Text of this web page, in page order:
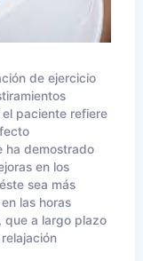
de ejercicio
paciente refiere
ha demostrado
en los
sea más
las horas
que a largo plazo